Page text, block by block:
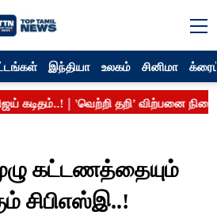
இந்தியா உலகம் சினிமா
கட்டணத்தையும்
சிபிஎஸ்இ..!